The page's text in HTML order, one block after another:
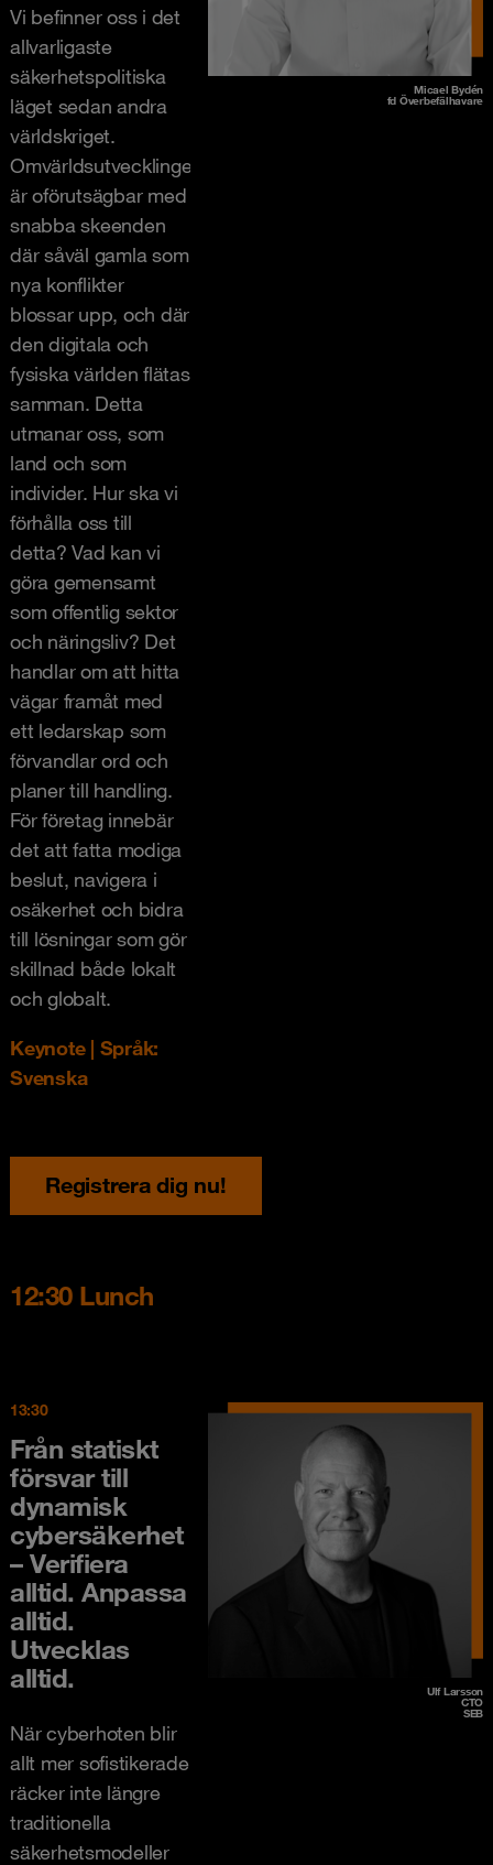
Micael Bydén
fd Överbefälhavare
Vi befinner oss i det
allvarligaste
säkerhetspolitiska
läget sedan andra
världskriget.
Omvärldsutvecklingen
är oförutsägbar med
snabba skeenden
där såväl gamla som
nya konflikter
blossar upp, och där
den digitala och
fysiska världen flätas
samman. Detta
utmanar oss, som
land och som
individer. Hur ska vi
förhålla oss till
detta? Vad kan vi
göra gemensamt
som offentlig sektor
och näringsliv? Det
handlar om att hitta
vägar framåt med
ett ledarskap som
förvandlar ord och
planer till handling.
För företag innebär
det att fatta modiga
beslut, navigera i
osäkerhet och bidra
till lösningar som gör
skillnad både lokalt
och globalt.
Keynote | Språk:
Svenska
Registrera dig nu!
12:30 Lunch
Ulf Larsson
CTO
SEB
13:30
Från statiskt
försvar till
dynamisk
cybersäkerhet
– Verifiera
alltid. Anpassa
alltid.
Utvecklas
alltid.
När cyberhoten blir
allt mer sofistikerade
räcker inte längre
traditionella
säkerhetsmodeller